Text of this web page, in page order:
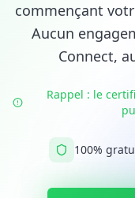
commençant
Aucun
Connect,
Rappel : le
100%